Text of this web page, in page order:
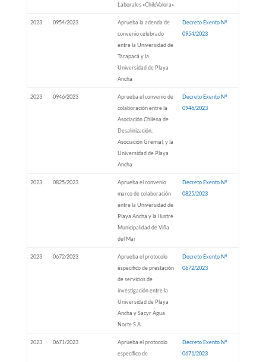
Laborales «ChileValora»
2023 0954/2023
Aprueba la adenda de
convenio celebrado
entre la Universidad de
Tarapacá y la
Universidad de Playa
Ancha
Decreto Exento Nº
0954/2023
2023 0946/2023
Aprueba el convenio de
colaboración entre la
Asociación Chilena de
Desalinización,
Asociación Gremial, y la
Universidad de Playa
Ancha
Decreto Exento Nº
0946/2023
2023 0825/2023
Aprueba el convenio
marco de colaboración
entre la Universidad de
Playa Ancha y la Ilustre
Municipalidad de Viña
del Mar
Decreto Exento Nº
0825/2023
2023 0672/2023
Aprueba el protocolo
específico de prestación
de servicios de
investigación entre la
Universidad de Playa
Ancha y Sacyr Agua
Norte S.A
Decreto Exento Nº
0672/2023
2023 0671/2023
Aprueba el protocolo
específico de
Decreto Exento Nº
0671/2023